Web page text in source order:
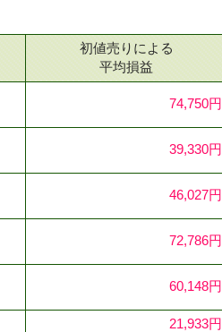
初値売りによる
平均損益
74,750円
39,330円
46,027円
72,786円
60,148円
21,933円